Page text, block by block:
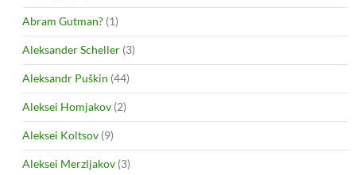
Abram Gutman? (1)
Aleksander Scheller (3)
Aleksandr Puškin (44)
Aleksei Homjakov (2)
Aleksei Koltsov (9)
Aleksei Merzljakov (3)